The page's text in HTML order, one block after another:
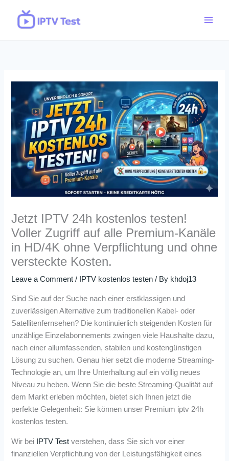
content
Jetzt IPTV 24h kostenlos testen!
Voller Zugriff auf alle Premium-Kanäle
in HD/4K ohne Verpflichtung und ohne
versteckte Kosten.
Leave a Comment / IPTV kostenlos testen / By khdoj13
Sind Sie auf der Suche nach einer erstklassigen und
zuverlässigen Alternative zum traditionellen Kabel- oder
Satellitenfernsehen? Die kontinuierlich steigenden Kosten für
unzählige Einzelabonnements zwingen viele Haushalte dazu,
nach einer allumfassenden, stabilen und kostengünstigen
Lösung zu suchen. Genau hier setzt die moderne Streaming-
Technologie an, um Ihre Unterhaltung auf ein völlig neues
Niveau zu heben. Wenn Sie die beste Streaming-Qualität auf
dem Markt erleben möchten, bietet sich Ihnen jetzt die
perfekte Gelegenheit: Sie können unser Premium iptv 24h
kostenlos testen.
Wir bei IPTV Test verstehen, dass Sie sich vor einer
finanziellen Verpflichtung von der Leistungsfähigkeit eines